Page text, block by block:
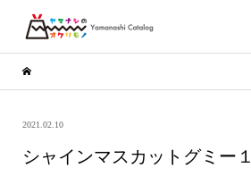
2021.02.10
シャインマスカットグミー１